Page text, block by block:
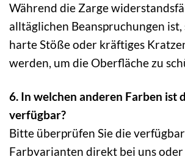
Während die Zarge
alltäglichen Beanspruchungen
harte Stöße oder kräftiges
werden, um die Oberfläche zu
6. In welchen anderen Farben ist
verfügbar?
Bitte überprüfen Sie die
Farbvarianten direkt bei uns